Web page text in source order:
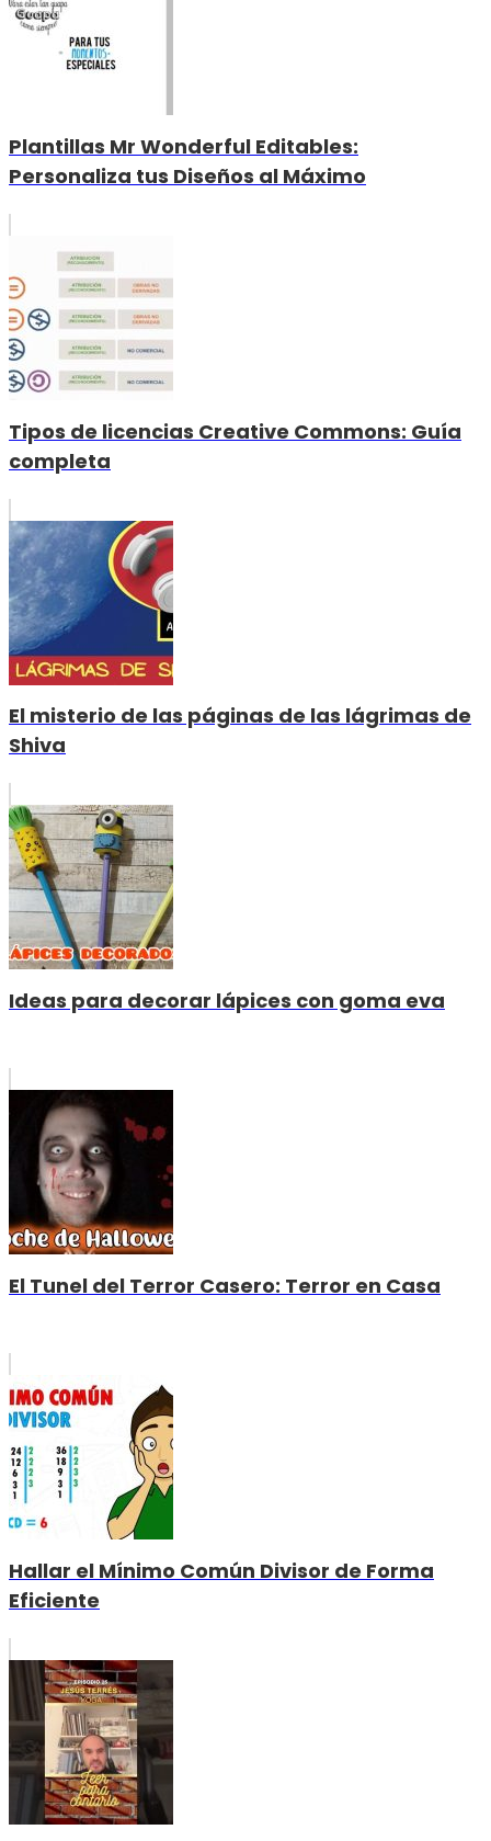
Plantillas Mr Wonderful Editables:
Personaliza tus Diseños al Máximo
Tipos de licencias Creative Commons: Guía
completa
El misterio de las páginas de las lágrimas de
Shiva
Ideas para decorar lápices con goma eva
El Tunel del Terror Casero: Terror en Casa
Hallar el Mínimo Común Divisor de Forma
Eficiente